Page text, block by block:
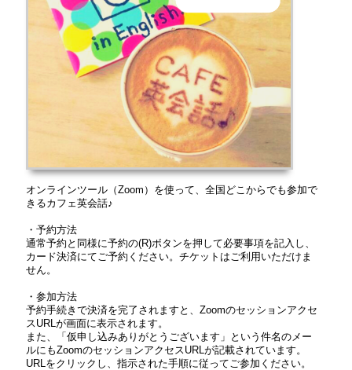
オンラインツール（Zoom）を使って、全国どこからでも参加で
きるカフェ英会話♪
・予約方法
通常予約と同様に予約の(R)ボタンを押して必要事項を記入し、
カード決済にてご予約ください。チケットはご利用いただけま
せん。
・参加方法
予約手続きで決済を完了されますと、Zoomのセッションアクセ
スURLが画面に表示されます。
また、「仮申し込みありがとうございます」という件名のメー
ルにもZoomのセッションアクセスURLが記載されています。
URLをクリックし、指示された手順に従ってご参加ください。